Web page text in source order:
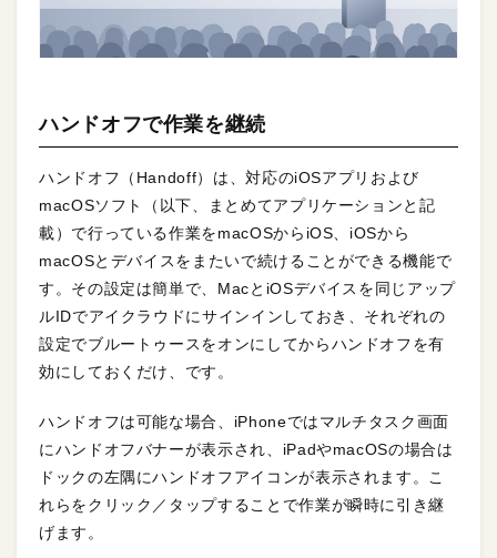
ハンドオフで作業を継続
ハンドオフ（Handoff）は、対応のiOSアプリおよび
macOSソフト（以下、まとめてアプリケーションと記
載）で行っている作業をmacOSからiOS、iOSから
macOSとデバイスをまたいで続けることができる機能で
す。その設定は簡単で、MacとiOSデバイスを同じアップ
ルIDでアイクラウドにサインインしておき、それぞれの
設定でブルートゥースをオンにしてからハンドオフを有
効にしておくだけ、です。
ハンドオフは可能な場合、iPhoneではマルチタスク画面
にハンドオフバナーが表示され、iPadやmacOSの場合は
ドックの左隅にハンドオフアイコンが表示されます。こ
れらをクリック／タップすることで作業が瞬時に引き継
げます。